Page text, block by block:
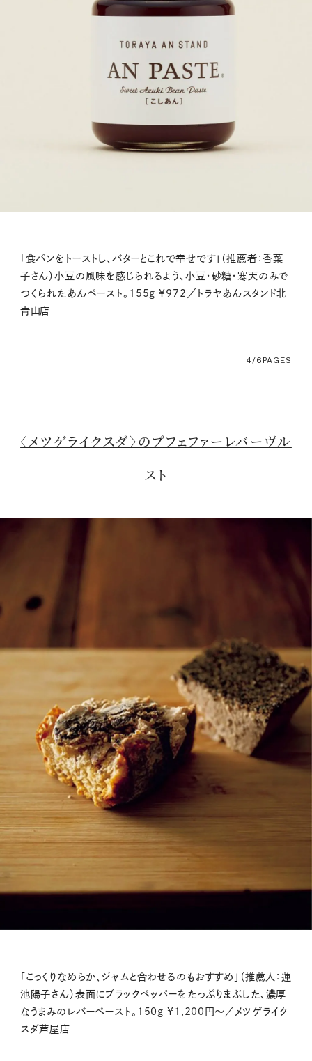
「食パンをトーストし、バターとこれで幸せです」（推薦者：香菜
子さん）小豆の風味を感じられるよう、小豆・砂糖・寒天のみで
つくられたあんペースト。155g ¥972／トラヤあんスタンド北
青山店
4/6 PAGES
〈メツゲライクスダ〉のプフェファーレバーヴル
スト
「こっくりなめらか、ジャムと合わせるのもおすすめ」（推薦人：蓮
池陽子さん）表面にブラックペッパーをたっぷりまぶした、濃厚
なうまみのレバーペースト。150g ¥1,200円〜／メツゲライク
スダ芦屋店